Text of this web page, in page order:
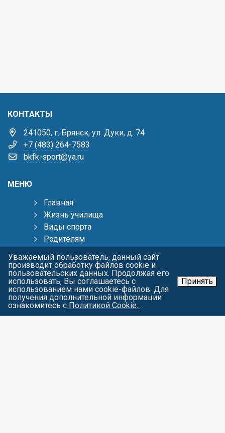
КОНТАКТЫ
241050, г. Брянск, ул. Дуки, д. 74
+7 (483) 264-7583
bkfk-sport@ya.ru
МЕНЮ
Главная
Жизнь училища
Виды спорта
Родителям
Пресс-центр
Контакты
Карта сайта
О персональных данных
Уважаемый пользователь, данный сайт
производит обработку файлов cookie и
пользовательских данных. Продолжая его
использовать, Вы соглашаетесь с
использованием нами cookie-файлов. Для
получения дополнительной информации
ознакомитесь с Политикой Cookie..
Принять